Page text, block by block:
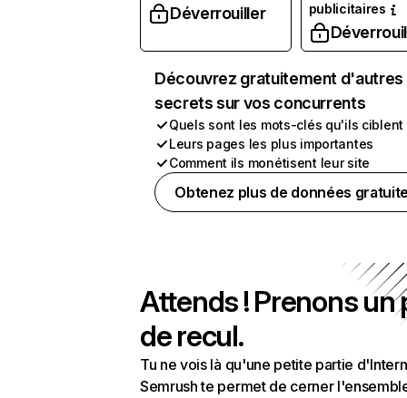
Déverrouiller
publicitaires
Découvrez gratuitement d'autres
secrets sur vos concurrents
Quels sont les mots-clés qu'ils ciblent
Leurs pages les plus importantes
Comment ils monétisent leur site
Obtenez plus de données
Attends ! Prenons un
de recul.
Tu ne vois là qu'une petite partie
Semrush te permet de cerner